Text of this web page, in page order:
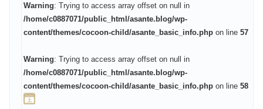
Warning: Trying to access array offset on null in
/home/c0887071/public_html/asante.blog/wp-
content/themes/cocoon-child/asante_basic_info.php on line 57
Warning: Trying to access array offset on null in
/home/c0887071/public_html/asante.blog/wp-
content/themes/cocoon-child/asante_basic_info.php on line 58